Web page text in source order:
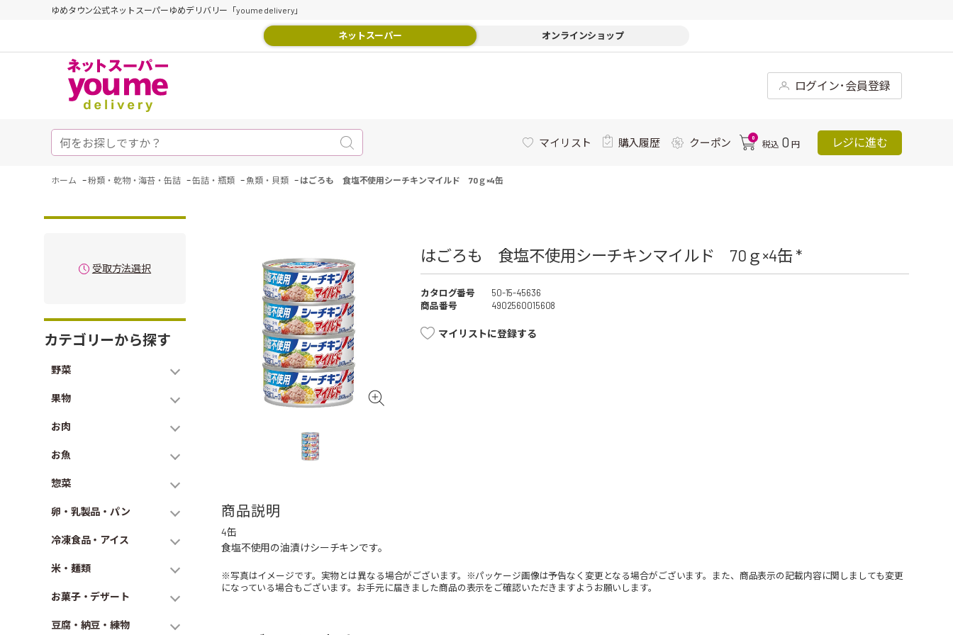
ゆめタウン公式ネットスーパーゆめデリバリー「youme delivery」
ネットスーパー オンラインショップ
ログイン･会員登録
マイリスト 購入履歴 クーポン 0
税込 0 円 レジに進む
ホーム -粉類・乾物・海苔・缶詰 -缶詰・瓶類 -魚類・貝類 - はごろも 食塩不使用シーチキンマイルド 70ｇ×4缶
受取方法選択
カテゴリーから探す
野菜
果物
お肉
お魚
惣菜
卵・乳製品・パン
冷凍食品・アイス
米・麺類
お菓子・デザート
豆腐・納豆・練物
はごろも 食塩不使用シーチキンマイルド 70ｇ×4缶 *
カタログ番号
50-15-45636
商品番号
4902560015608
マイリストに登録する
商品説明
4缶
食塩不使用の油漬けシーチキンです。
※写真はイメージです。実物とは異なる場合がございます。※パッケージ画像は予告なく変更となる場合がございます。また、商品表示の記載内容に関しましても変更
になっている場合もございます。お手元に届きました商品の表示をご確認いただきますようお願いします。